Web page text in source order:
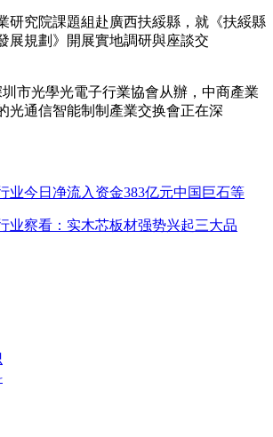
究院課題組赴廣西扶綏縣，就《扶綏縣
展規劃》開展實地調研與座談交
光學光電子行業協會从辦，中商產業
光通信智能制制產業交换會正在深
业今日净流入资金383亿元中国巨石等
业察看：实木芯板材强势兴起三大品